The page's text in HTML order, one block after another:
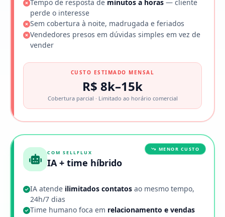
Tempo de resposta de minutos a horas — cliente
perde o interesse
Sem cobertura à noite, madrugada e feriados
Vendedores presos em dúvidas simples em vez de
vender
CUSTO ESTIMADO MENSAL
R$ 8k–15k
Cobertura parcial · Limitado ao horário comercial
MENOR CUSTO
COM SELLFLUX
IA + time híbrido
IA atende ilimitados contatos ao mesmo tempo,
24h/7 dias
Time humano foca em relacionamento e vendas